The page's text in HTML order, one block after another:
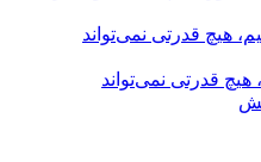
هیچ قدرتی نمی‌تواند